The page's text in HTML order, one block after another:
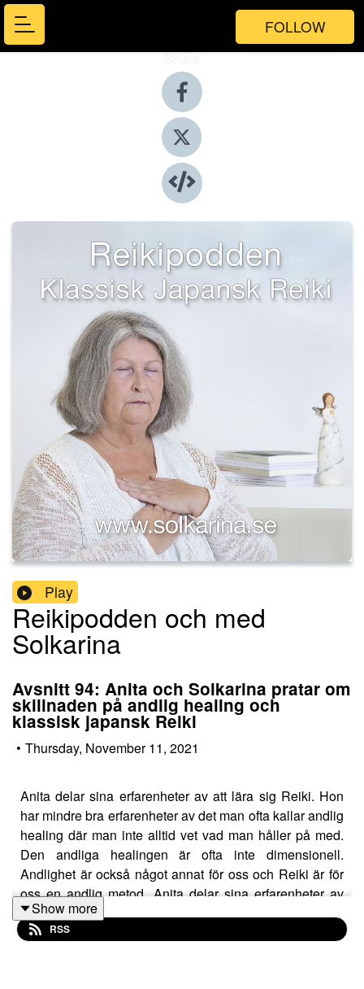
FOLLOW
Share
Play
Reikipodden och med
Solkarina
Avsnitt 94: Anita och Solkarina pratar om
skillnaden på andlig healing och
klassisk japansk Reiki
• Thursday, November 11, 2021
Anita delar sina erfarenheter av att lära sig Reiki. Hon
har mindre bra erfarenheter av det man ofta kallar andlig
healing där man inte alltid vet vad man håller på med.
Den andliga healingen är ofta inte dimensionell.
Andlighet är också något annat för oss och Reiki är för
oss en andlig metod. Anita delar sina erfarenheter av
hur livet blir mer fyllt av glädje sedan hon lärde sig
Reiki.
Show more
RSS